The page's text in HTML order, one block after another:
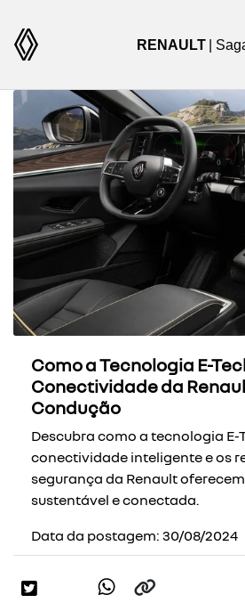
RENAULT |
Como a Tecnologia E-
Conectividade da
Condução
Descubra como a tecnologia E-
conectividade inteligente e os
segurança da Renault
sustentável e conectada.
Data da postagem: 30/08/2024